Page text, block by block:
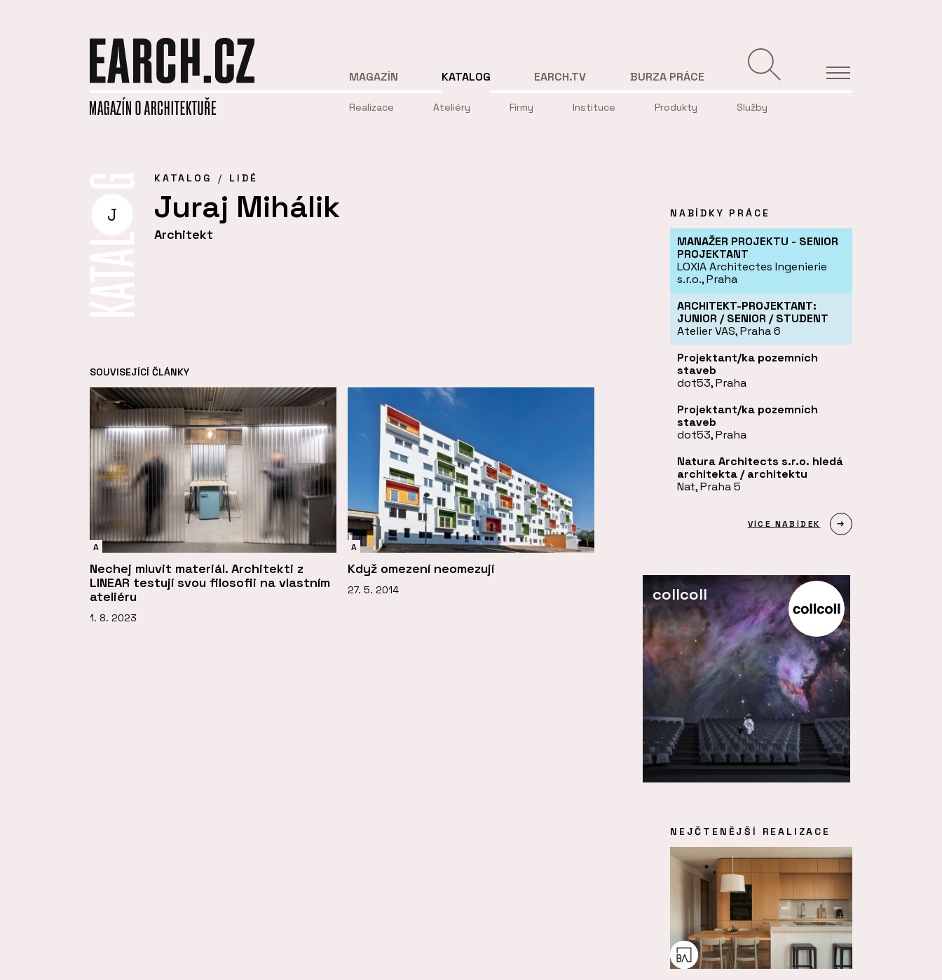
MAGAZÍN KATALOG
Realizace Ateliéry Firmy Instituce Produkty Služby
EARCH.TV BURZA PRÁCE
J
KATALOG LIDÉ
Juraj Mihálik
Architekt
SOUVISEJÍCÍ ČLÁNKY
A
Nechej mluvit materiál. Architekti z
LINEAR testují svou filosofii na vlastním
ateliéru
1. 8. 2023
A
Když omezení neomezují
27. 5. 2014
NABÍDKY PRÁCE
MANAŽER PROJEKTU - SENIOR
PROJEKTANT
LOXIA Architectes Ingenierie
s.r.o., Praha
ARCHITEKT-PROJEKTANT:
JUNIOR / SENIOR / STUDENT
Atelier VAS, Praha 6
Projektant/ka pozemních
staveb
dot53, Praha
Projektant/ka pozemních
staveb
dot53, Praha
Natura Architects s.r.o. hledá
architekta / architektu
Nat, Praha 5
VÍCE NABÍDEK
collcoll
NEJČTENĚJŠÍ REALIZACE